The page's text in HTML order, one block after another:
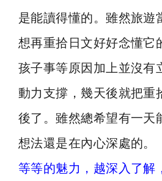
是能讀得懂的。雖然旅遊
想再重拾日文好好念懂它
孩子事等原因加上並沒有
動力支撐，幾天後就把重
後了。雖然總希望有一天
想法還是在內心深處的。
等等的魅力，越深入了解